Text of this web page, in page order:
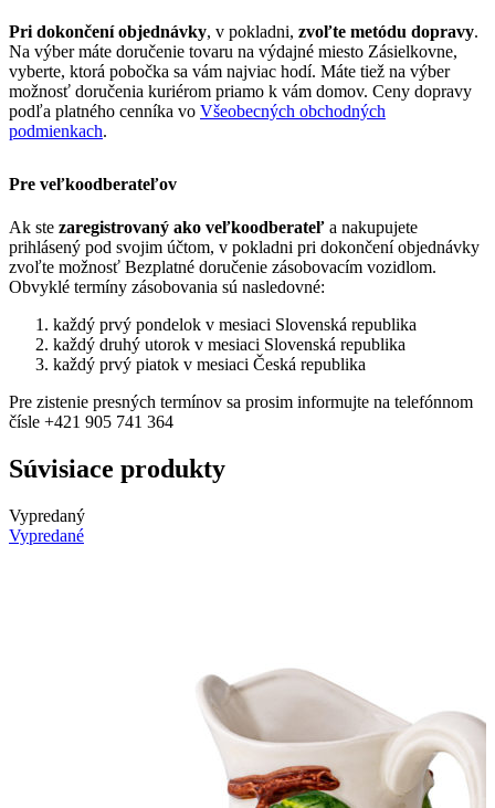
Pri dokončení objednávky, v pokladni, zvoľte metódu dopravy.
Na výber máte doručenie tovaru na výdajné miesto Zásielkovne,
vyberte, ktorá pobočka sa vám najviac hodí. Máte tiež na výber
možnosť doručenia kuriérom priamo k vám domov. Ceny dopravy
podľa platného cenníka vo Všeobecných obchodných
podmienkach.
Pre veľkoodberateľov
Ak ste zaregistrovaný ako veľkoodberateľ a nakupujete
prihlásený pod svojim účtom, v pokladni pri dokončení objednávky
zvoľte možnosť Bezplatné doručenie zásobovacím vozidlom.
Obvyklé termíny zásobovania sú nasledovné:
každý prvý pondelok v mesiaci Slovenská republika
každý druhý utorok v mesiaci Slovenská republika
každý prvý piatok v mesiaci Česká republika
Pre zistenie presných termínov sa prosim informujte na telefónnom
čísle +421 905 741 364
Súvisiace produkty
Vypredaný
Vypredané